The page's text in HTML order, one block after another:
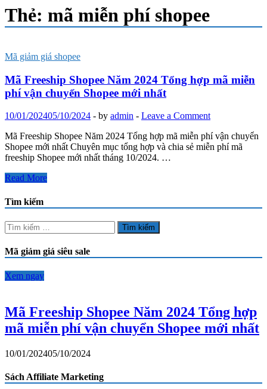
Thẻ: mã miễn phí shopee
Mã giảm giá shopee
Mã Freeship Shopee Năm 2024 Tổng hợp mã miễn
phí vận chuyển Shopee mới nhất
10/01/202405/10/2024 - by admin - Leave a Comment
Mã Freeship Shopee Năm 2024 Tổng hợp mã miễn phí vận chuyển
Shopee mới nhất Chuyên mục tổng hợp và chia sẻ miễn phí mã
freeship Shopee mới nhất tháng 10/2024. …
Mã
Shopee
Năm
2024
Tổng
mã
phí
Shopee
mới
nhất
Read More
Tìm kiếm
Tìm
kiếm
cho:
Mã giảm giá siêu sale
Xem ngay
Mã Freeship Shopee Năm 2024 Tổng hợp
mã miễn phí vận chuyển Shopee mới nhất
10/01/202405/10/2024
Sách Affiliate Marketing